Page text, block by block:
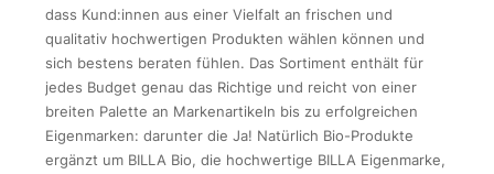
dass Kund:innen aus einer Vielfalt an frischen und
qualitativ hochwertigen Produkten wählen können und
sich bestens beraten fühlen. Das Sortiment enthält für
jedes Budget genau das Richtige und reicht von einer
breiten Palette an Markenartikeln bis zu erfolgreichen
Eigenmarken: darunter die Ja! Natürlich Bio-Produkte
ergänzt um BILLA Bio, die hochwertige BILLA Eigenmarke,